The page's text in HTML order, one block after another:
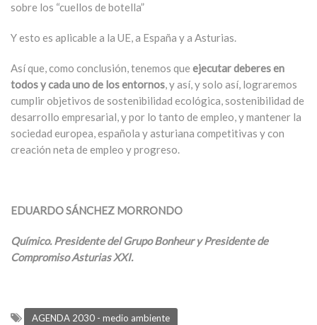
sobre los “cuellos de botella”
Y esto es aplicable a la UE, a España y a Asturias.
Así que, como conclusión, tenemos que ejecutar deberes en
todos y cada uno de los entornos, y así, y solo así, lograremos
cumplir objetivos de sostenibilidad ecológica, sostenibilidad de
desarrollo empresarial, y por lo tanto de empleo, y mantener la
sociedad europea, española y asturiana competitivas y con
creación neta de empleo y progreso.
EDUARDO SÁNCHEZ MORRONDO
Químico. Presidente del Grupo Bonheur y Presidente de
Compromiso Asturias XXI.
AGENDA 2030 - medio ambiente